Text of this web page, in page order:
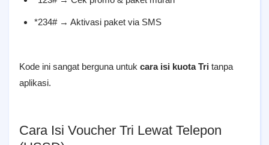
*234# → Aktivasi paket via SMS
Kode ini sangat berguna untuk cara isi kuota Tri tanpa
aplikasi.
Cara Isi Voucher Tri Lewat Telepon